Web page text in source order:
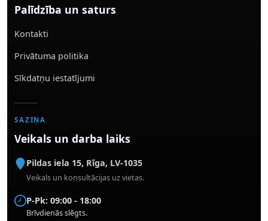
Palīdzība un saturs
Kontakti
Privātuma politika
Sīkdatņu iestatījumi
SAZIŅA
Veikals un darba laiks
Pildas iela 15, Rīga, LV-1035
Veikals un konsultācijas uz vietas.
P-Pk: 09:00 - 18:00
Brīvdienās slēgts.